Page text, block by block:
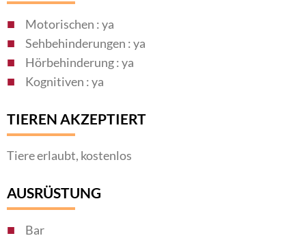
Motorischen : ya
Sehbehinderungen : ya
Hörbehinderung : ya
Kognitiven : ya
TIEREN AKZEPTIERT
Tiere erlaubt, kostenlos
AUSRÜSTUNG
Bar